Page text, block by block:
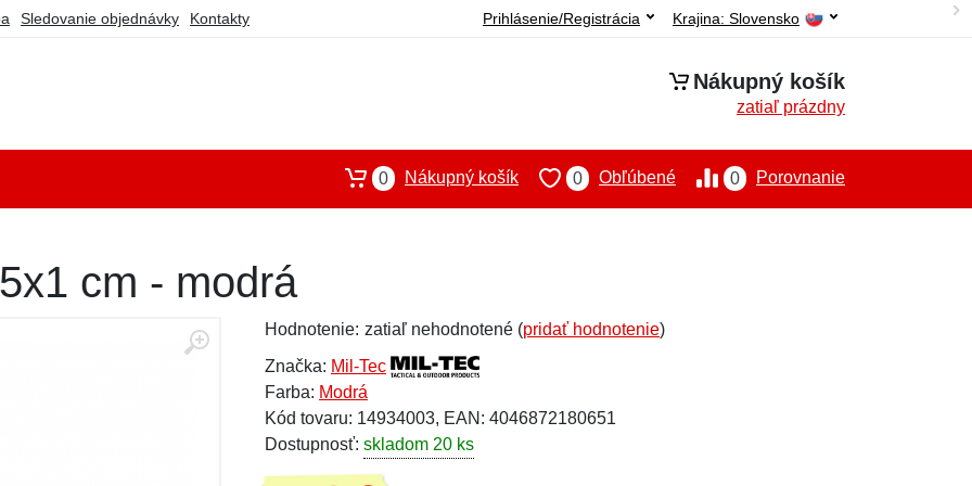
Sledovanie objednávky Kontakty Krajina: Slovensko
Prihlásenie/Registrácia
Nákupný košík
zatiaľ prázdny
0 Porovnanie
0 Obľúbené
0 Nákupný košík
cm - modrá
Hodnotenie: zatiaľ nehodnotené (pridať hodnotenie)
Značka: Mil-Tec
Farba: Modrá
Kód tovaru: 14934003, EAN: 4046872180651
Dostupnosť: skladom 20 ks